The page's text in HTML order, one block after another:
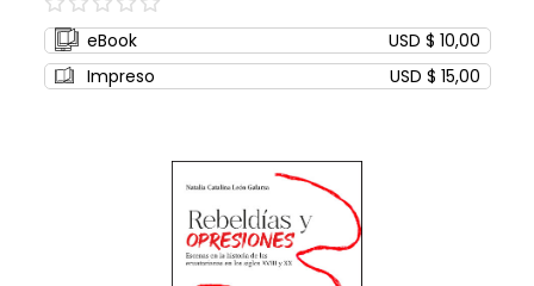
0%
eBook
USD $ 10,00
Impreso
USD $ 15,00